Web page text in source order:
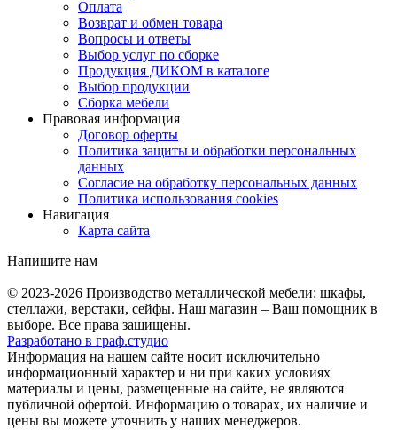
Оплата
Возврат и обмен товара
Вопросы и ответы
Выбор услуг по сборке
Продукция ДИКОМ в каталоге
Выбор продукции
Сборка мебели
Правовая информация
Договор оферты
Политика защиты и обработки персональных
данных
Согласие на обработку персональных данных
Политика использования cookies
Навигация
Карта сайта
Напишите нам
© 2023-2026 Производство металлической мебели: шкафы,
стеллажи, верстаки, сейфы. Наш магазин – Ваш помощник в
выборе. Все права защищены.
Разработано в граф.студио
Информация на нашем сайте носит исключительно
информационный характер и ни при каких условиях
материалы и цены, размещенные на сайте, не являются
публичной офертой. Информацию о товарах, их наличие и
цены вы можете уточнить у наших менеджеров.